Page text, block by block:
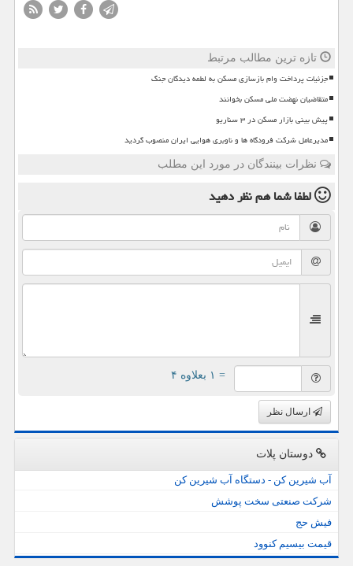
تازه ترین مطالب مرتبط
جزئیات پرداخت وام بازسازی مسکن به لطمه دیدگان جنگ
متقاضیان نهضت ملی مسکن بخوانند
پیش بینی بازار مسکن در ۳ سناریو
مدیرعامل شرکت فرودگاه ها و ناوبری هوایی ایران منصوب گردید
نظرات بینندگان در مورد این مطلب
لطفا شما همنظر دهید
= ۱ بعلاوه ۴
ارسال نظر
دوستان پلات
آب شیرین کن - دستگاه آب شیرین کن
شرکت صنعتی سخت پوشش
فیش حج
قیمت بیسیم کنوود